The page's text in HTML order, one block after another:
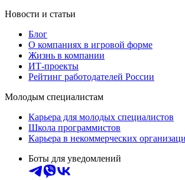
Новости и статьи
Блог
О компаниях в игровой форме
Жизнь в компании
ИТ-проекты
Рейтинг работодателей России
Молодым специалистам
Карьера для молодых специалистов
Школа программистов
Карьера в некоммерческих
Боты для уведомлений